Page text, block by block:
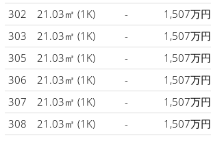
302
21.03㎡ (1K) - 1,507万円
303
21.03㎡ (1K) - 1,507万円
305
21.03㎡ (1K) - 1,507万円
306
21.03㎡ (1K) - 1,507万円
307
21.03㎡ (1K) - 1,507万円
308
21.03㎡ (1K) - 1,507万円